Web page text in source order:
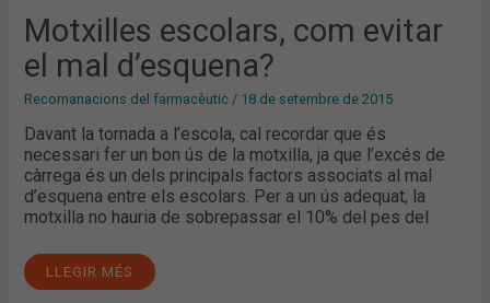
Motxilles escolars, com evitar
el mal d’esquena?
Recomanacions del farmacèutic / 18 de setembre de 2015
Davant la tornada a l’escola, cal recordar que és
necessari fer un bon ús de la motxilla, ja que l’excés de
càrrega és un dels principals factors associats al mal
d’esquena entre els escolars. Per a un ús adequat, la
motxilla no hauria de sobrepassar el 10% del pes del
LLEGIR MÉS